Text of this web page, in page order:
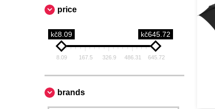
price
kč8.09 kč645.72
8.09 167.5 326.9 486.31 645.72
brands